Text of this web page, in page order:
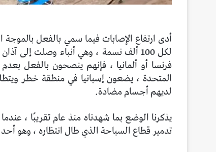
لكل 100 ألف نسمة ، وهي أنباء وصلت
فرنسا أو ألمانيا ، فإنهم ينصحون بالفعل
المتحدة ، يضعون إسبانيا في منطقة خطر
لديهم أجسام مضادة.
يذكرنا الوضع بما شهدناه منذ عام تقريبًا ،
تدمير قطاع السياحة الذي طال انتظاره ، وهو